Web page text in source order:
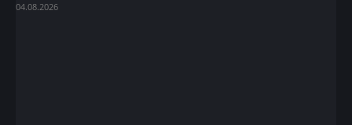
04.08.2026